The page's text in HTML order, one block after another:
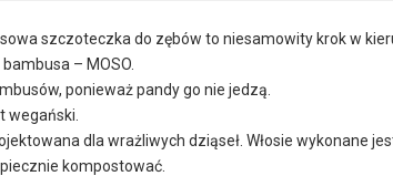
szczoteczka do zębów to niesamowity krok w
– MOSO.
ponieważ pandy go nie jedzą.
wegański.
dla wrażliwych dziąseł. Włosie wykonane
kompostować.